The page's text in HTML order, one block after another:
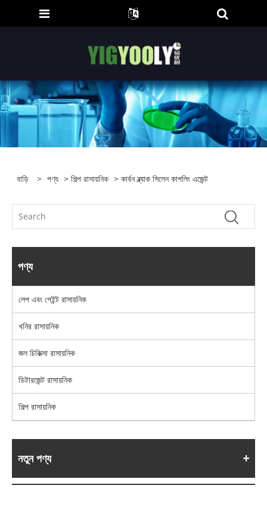
বাড়ি > পণ্য >শিল্প রাসায়নিক > কার্বন ব্ল্যাক সিলেন কাপলিং এজেন্ট
পণ্য
লেপ এবং পেইন্ট রাসায়নিক
খনির রাসায়নিক
জল চিকিত্সা রাসায়নিক
ডিটারজেন্ট রাসায়নিক
শিল্প রাসায়নিক
নতুন পণ্য